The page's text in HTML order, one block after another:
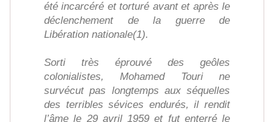
été incarcéré et torturé avant et après le
déclenchement de la guerre de
Libération nationale(1).
Sorti très éprouvé des geôles
colonialistes, Mohamed Touri ne
survécut pas longtemps aux séquelles
des terribles sévices endurés, il rendit
l’âme le 29 avril 1959 et fut enterré le